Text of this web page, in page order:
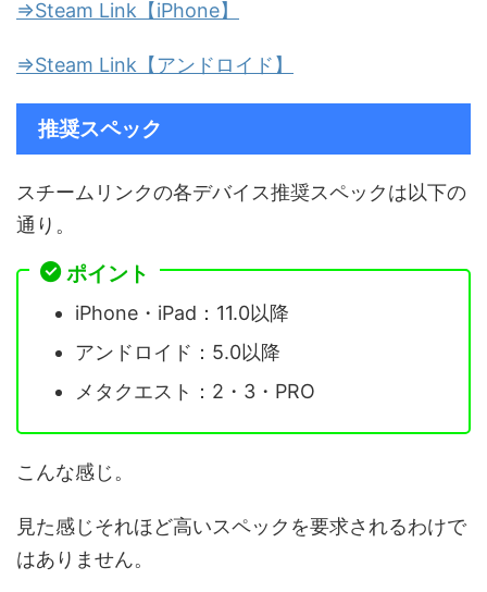
⇒Steam Link【iPhone】
⇒Steam Link【アンドロイド】
推奨スペック
スチームリンクの各デバイス推奨スペックは以下の
通り。
ポイント
iPhone・iPad：11.0以降
アンドロイド：5.0以降
メタクエスト：2・3・PRO
こんな感じ。
見た感じそれほど高いスペックを要求されるわけで
はありません。